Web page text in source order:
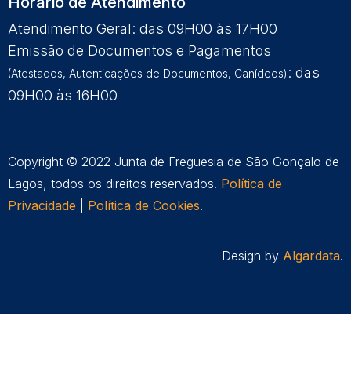
Atendimento Geral: das 09H00 às 17H00
Emissão de Documentos e Pagamentos
(Atestados, Autenticações de Documentos, Canídeos) : das
09H00 às 16H00
Copyright © 2022 Junta de Freguesia de São Gonçalo de
Lagos, todos os direitos reservados. Política de
Privacidade
Política de Cookies.
Design by Algardata.